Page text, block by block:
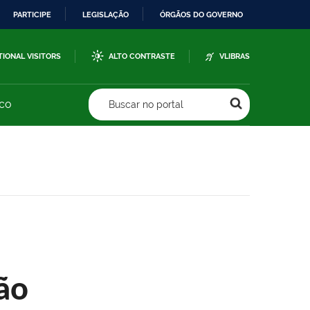
PARTICIPE LEGISLAÇÃO ÓRGÃOS DO GOVERNO
VISITORS ALTO CONTRASTE VLIBRAS
Buscar no portal